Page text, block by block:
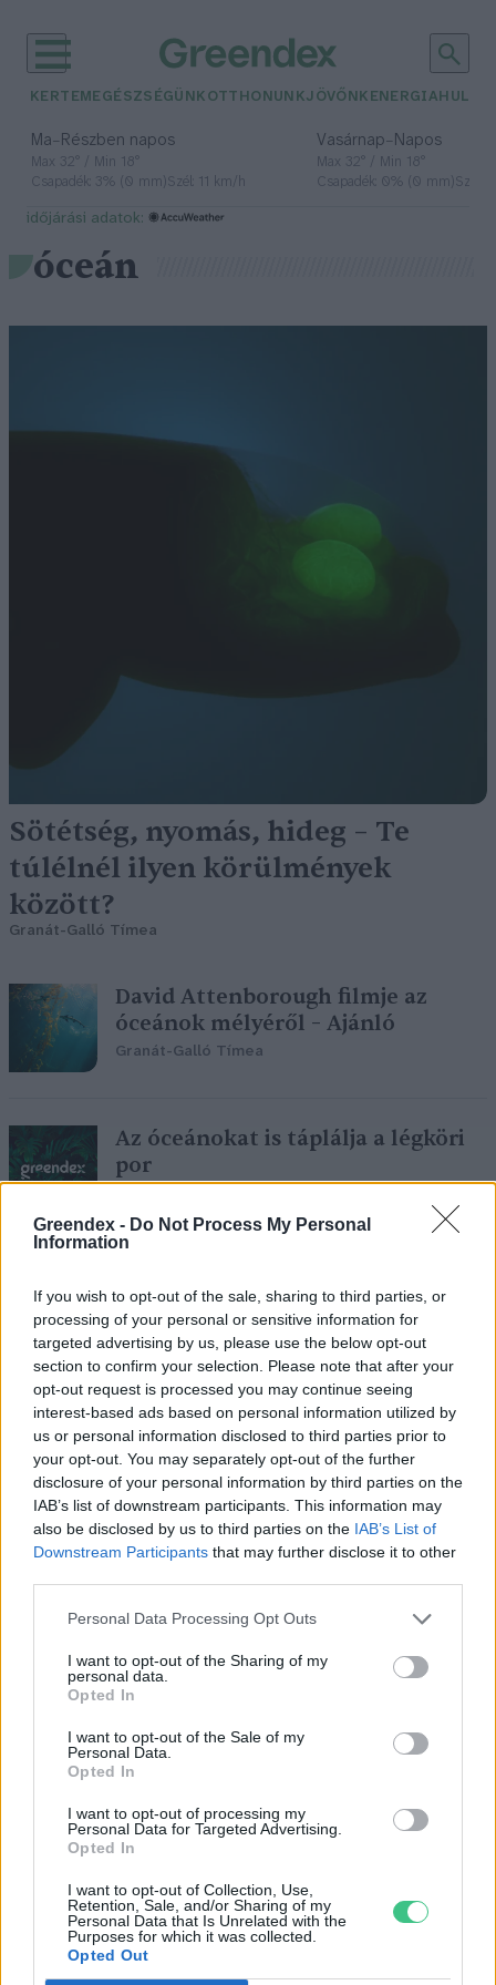
Greendex - Do Not Process My Personal
Information
If you wish to opt-out of the sale, sharing to third parties, or
processing of your personal or sensitive information for
targeted advertising by us, please use the below opt-out
section to confirm your selection. Please note that after your
opt-out request is processed you may continue seeing
interest-based ads based on personal information utilized by
us or personal information disclosed to third parties prior to
your opt-out. You may separately opt-out of the further
disclosure of your personal information by third parties on the
IAB’s list of downstream participants. This information may
also be disclosed by us to third parties on the IAB’s List of
Downstream Participants that may further disclose it to other
Personal Data Processing Opt Outs
I want to opt-out of the Sharing of my
personal data.
Opted In
I want to opt-out of the Sale of my
Personal Data.
Opted In
I want to opt-out of processing my
Personal Data for Targeted Advertising.
Opted In
I want to opt-out of Collection, Use,
Retention, Sale, and/or Sharing of my
Personal Data that Is Unrelated with the
Purposes for which it was collected.
Opted Out
KERTEM EGÉSZSÉGÜNK OTTHONUNKJÖVŐNK ENERGIA
Ma– Részben napos
Max 32° / Min 18°
Csapadék: 3% (0 mm)Szél: 11 km/h
Vasárnap– Napos
Max 32° / Min 18°
Csapadék: 0% (0 mm)Szél:
időjárási adatok:
óceán
Sötétség, nyomás, hideg – Te
túlélnél ilyen körülmények
között?
Granát-Galló Tímea
David Attenborough filmje az
óceánok mélyéről – Ajánló
Granát-Galló Tímea
Az óceánokat is táplálja a légköri
por
Antarktiszi-félsziget közelében
Greendex szemle
Egy láthatatlan gyilkos – a
halászfelszerelés a leghalálosabb
tengeri műanyag
Greendex Szemle
rezervátuma fellendítette a
halszaporulatot
Kiderült, hogy melyik két állat él
legtovább
Greendex szemle